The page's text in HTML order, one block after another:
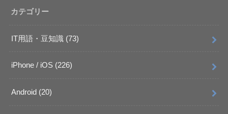
カテゴリー
IT用語・豆知識 (73)
iPhone / iOS (226)
Android (20)